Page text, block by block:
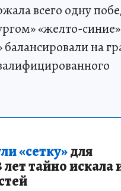
всего одну
«желто-
балансировали на
«сетку»для
тайно искала